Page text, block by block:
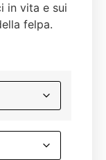
in vita e sui
felpa.